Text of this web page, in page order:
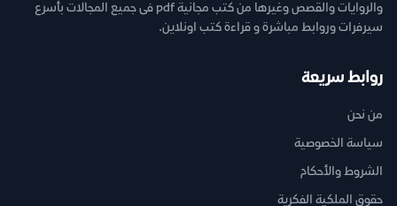
والروايات والقصص وغيرها من كتب مجانية pdf فى جميع المجالات بأسرع
سيرفرات وروابط مباشرة و قراءة كتب اونلاين.
روابط سريعة
من نحن
سياسة الخصوصية
الشروط والأحكام
حقوق الملكية الفكرية